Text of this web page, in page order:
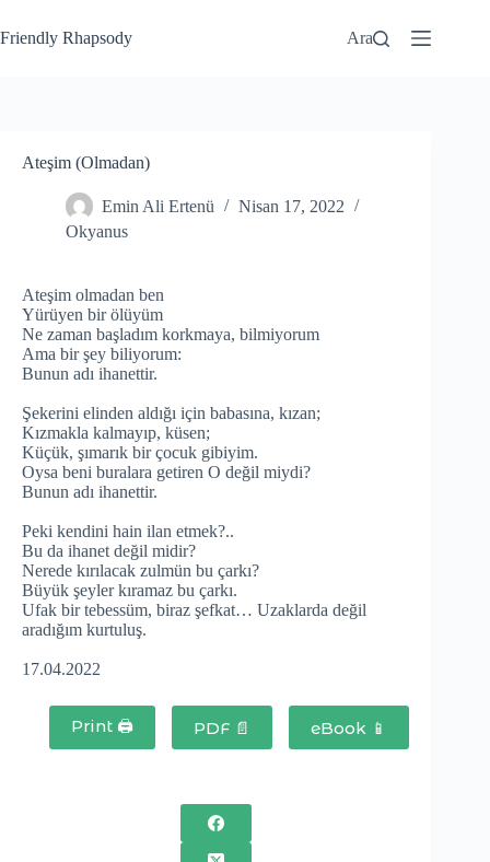
Friendly Rhapsody Ara
Ateşim (Olmadan)
Emin Ali Ertenü
Nisan 17, 2022
Okyanus
Ateşim olmadan ben
Yürüyen bir ölüyüm
Ne zaman başladım korkmaya, bilmiyorum
Ama bir şey biliyorum:
Bunun adı ihanettir.
Şekerini elinden aldığı için babasına, kızan;
Kızmakla kalmayıp, küsen;
Küçük, şımarık bir çocuk gibiyim.
Oysa beni buralara getiren O değil miydi?
Bunun adı ihanettir.
Peki kendini hain ilan etmek?..
Bu da ihanet değil midir?
Nerede kırılacak zulmün bu çarkı?
Büyük şeyler kıramaz bu çarkı.
Ufak bir tebessüm, biraz şefkat… Uzaklarda değil
aradığım kurtuluş.
17.04.2022
Print 🖨 PDF 📄 eBook 📱